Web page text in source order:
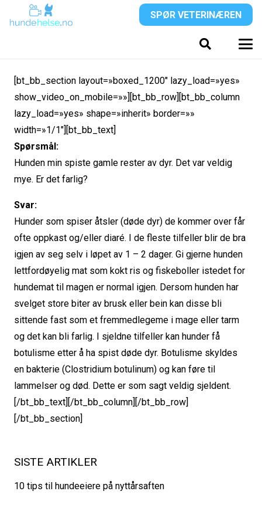
SPØR VETERINÆREN
[bt_bb_section layout=»boxed_1200″ lazy_load=»yes»
show_video_on_mobile=»»][bt_bb_row][bt_bb_column
lazy_load=»yes» shape=»inherit» border=»»
width=»1/1″][bt_bb_text]
Spørsmål:
Hunden min spiste gamle rester av dyr. Det var veldig
mye. Er det farlig?
Svar:
Hunder som spiser åtsler (døde dyr) de kommer over får
ofte oppkast og/eller diaré. I de fleste tilfeller blir de bra
igjen av seg selv i løpet av 1 – 2 dager. Gi gjerne hunden
lettfordøyelig mat som kokt ris og fiskeboller istedet for
hundemat til magen er normal igjen. Dersom hunden har
svelget store biter av brusk eller bein kan disse bli
sittende fast som et fremmedlegeme i mage eller tarm
og det kan bli farlig. I sjeldne tilfeller kan hunder få
botulisme etter å ha spist døde dyr. Botulisme skyldes
en bakterie (Clostridium botulinum) og kan føre til
lammelser og død. Dette er som sagt veldig sjeldent.
[/bt_bb_text][/bt_bb_column][/bt_bb_row]
[/bt_bb_section]
SISTE ARTIKLER
10 tips til hundeeiere på nyttårsaften